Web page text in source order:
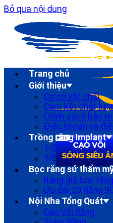
Bỏ qua nội dung
Trang chủ
Giới thiệu
Cơ sở vật chất
Cam kết chất
Chính sách bảo
Điều khoản và
Trồng răng Implant
Trồng Răng
Trồng Răng
Bọc răng sứ thẩm
Bảng giá bọc
Ưu đãi 20 Răng
Nội Nha Tổng Quát
Cạo Vôi Răng